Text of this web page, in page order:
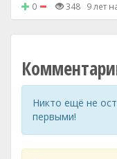
0 348 9 лет
Никто ещё не
первыми!